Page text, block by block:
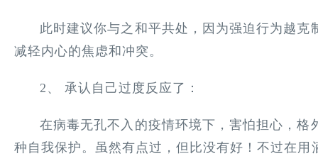
此时建议你与之和平共处，因为强迫行为越
减轻内心的焦虑和冲突。
2、 承认自己过度反应了：
在病毒无孔不入的疫情环境下，害怕担心，
种自我保护。虽然有点过，但比没有好！不过在